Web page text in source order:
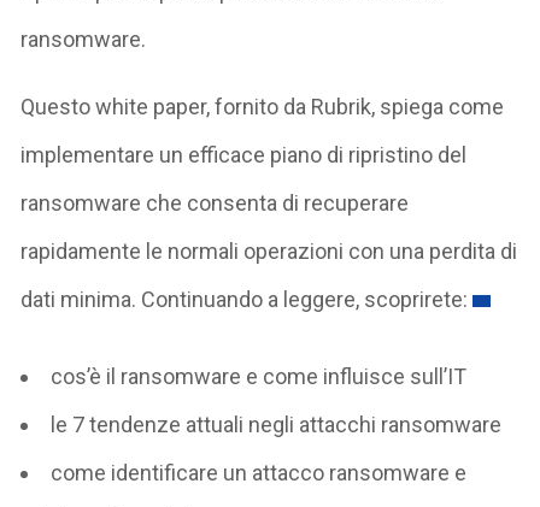
ransomware.
Questo white paper, fornito da Rubrik, spiega come
implementare un efficace piano di ripristino del
ransomware che consenta di recuperare
rapidamente le normali operazioni con una perdita di
dati minima. Continuando a leggere, scoprirete:
cos’è il ransomware e come influisce sull’IT
le 7 tendenze attuali negli attacchi ransomware
come identificare un attacco ransomware e